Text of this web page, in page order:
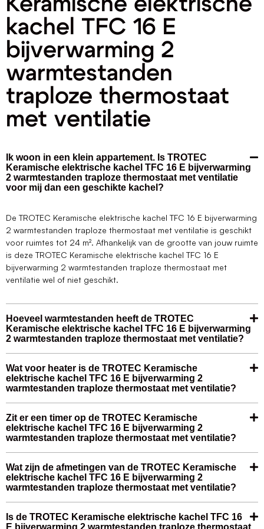
kachel TFC 16 E
bijverwarming 2
warmtestanden
traploze thermostaat
met ventilatie
Ik woon in een klein appartement. Is TROTEC
Keramische elektrische kachel TFC 16 E bijverwarming
2 warmtestanden traploze thermostaat met ventilatie
voor mij dan een geschikte kachel?
De TROTEC Keramische elektrische kachel TFC 16 E bijverwarming
2 warmtestanden traploze thermostaat met ventilatie is geschikt
voor ruimtes tot 24 m². Afhankelijk van de grootte van jouw ruimte
is deze TROTEC Keramische elektrische kachel TFC 16 E
bijverwarming 2 warmtestanden traploze thermostaat met
ventilatie wel of niet geschikt.
Hoeveel warmtestanden heeft de TROTEC
Keramische elektrische kachel TFC 16 E bijverwarming
2 warmtestanden traploze thermostaat met ventilatie?
Wat voor heater is de TROTEC Keramische
elektrische kachel TFC 16 E bijverwarming 2
warmtestanden traploze thermostaat met ventilatie?
Zit er een timer op de TROTEC Keramische
elektrische kachel TFC 16 E bijverwarming 2
warmtestanden traploze thermostaat met ventilatie?
Wat zijn de afmetingen van de TROTEC Keramische
elektrische kachel TFC 16 E bijverwarming 2
warmtestanden traploze thermostaat met ventilatie?
Is de TROTEC Keramische elektrische kachel TFC 16